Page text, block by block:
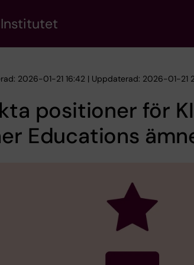
2026-01-21 16:42 | Uppdaterad: 2026-01-21
positioner för
Educations